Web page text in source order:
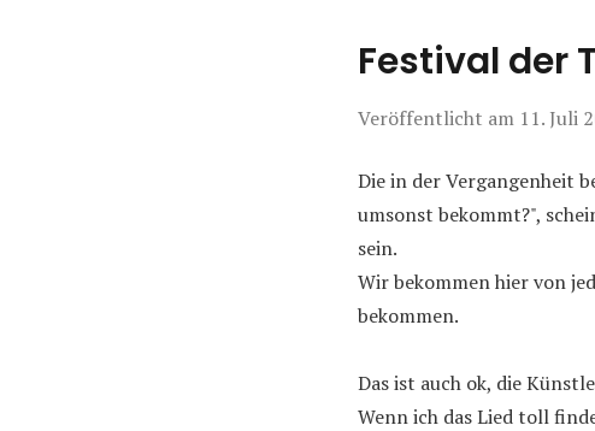
Festival der
Veröffentlicht am 11. Juli
Die in der Vergangenheit
umsonst bekommt?",
sein.
Wir bekommen hier von
bekommen.
Das ist auch ok, die
Wenn ich das Lied toll